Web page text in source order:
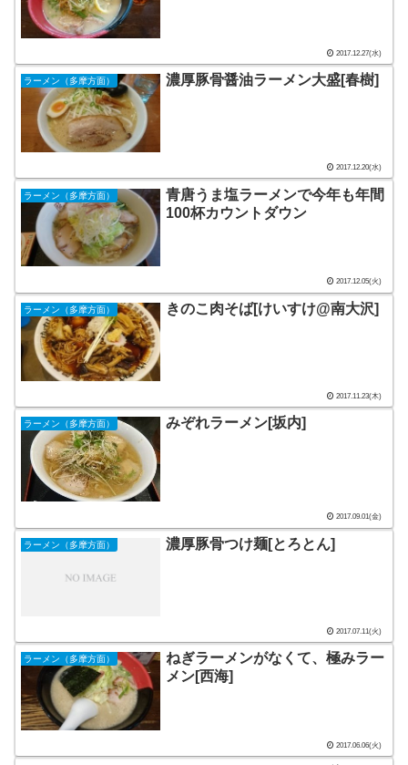
2017.12.27(水)
ラーメン（多摩方面） 濃厚豚骨醤油ラーメン大盛[春樹]
2017.12.20(水)
ラーメン（多摩方面）
青唐うま塩ラーメンで今年も年間
100杯カウントダウン
2017.12.05(火)
ラーメン（多摩方面） きのこ肉そば[けいすけ@南大沢]
2017.11.23(木)
ラーメン（多摩方面） みぞれラーメン[坂内]
2017.09.01(金)
ラーメン（多摩方面） 濃厚豚骨つけ麺[とろとん]
2017.07.11(火)
ラーメン（多摩方面）
ねぎラーメンがなくて、極みラー
メン[西海]
2017.06.06(火)